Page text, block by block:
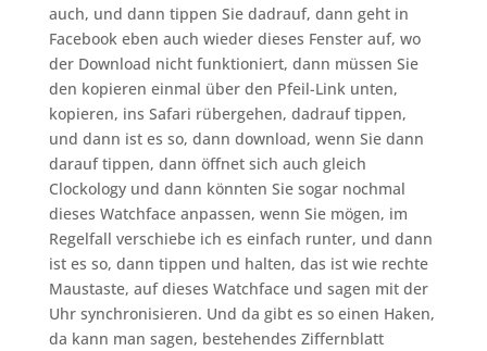
auch, und dann tippen Sie dadrauf, dann geht in
Facebook eben auch wieder dieses Fenster auf, wo
der Download nicht funktioniert, dann müssen Sie
den kopieren einmal über den Pfeil-Link unten,
kopieren, ins Safari rübergehen, dadrauf tippen,
und dann ist es so, dann download, wenn Sie dann
darauf tippen, dann öffnet sich auch gleich
Clockology und dann könnten Sie sogar nochmal
dieses Watchface anpassen, wenn Sie mögen, im
Regelfall verschiebe ich es einfach runter, und dann
ist es so, dann tippen und halten, das ist wie rechte
Maustaste, auf dieses Watchface und sagen mit der
Uhr synchronisieren. Und da gibt es so einen Haken,
da kann man sagen, bestehendes Ziffernblatt